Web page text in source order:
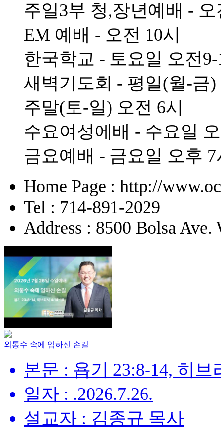
주일3부 청,장년예배 - 오
EM 예배 - 오전 10시
한국학교 - 토요일 오전9-
새벽기도회 - 평일(월-금)
주말(토-일) 오전 6시
수요여성에배 - 수요일
금요예배 - 금요일 오후 7
Home Page : http://
Tel : 714-891-2029
Address : 8500 Bolsa Ave.
외통수 속에 임하신 손길
본문 : 욥기 23:8-14, 히브
일자 : .2026.7.26.
설교자 : 김종규 목사